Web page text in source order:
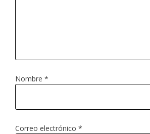
Nombre *
Correo electrónico *